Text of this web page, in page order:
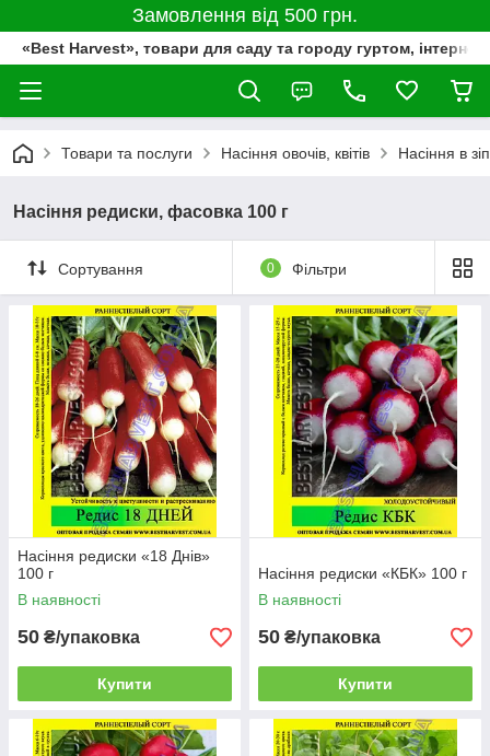
Замовлення від 500 грн.
«Best Harvest», товари для саду та городу гуртом,
Товари та послуги Насіння овочів, квітів Насіння в
Насіння редиски, фасовка 100 г
Сортування 0 Фільтри
Насіння редиски «18 Днів»
100 г
В наявності
50 ₴/упаковка
Купити
Насіння редиски «КБК» 100 г
В наявності
50 ₴/упаковка
Купити